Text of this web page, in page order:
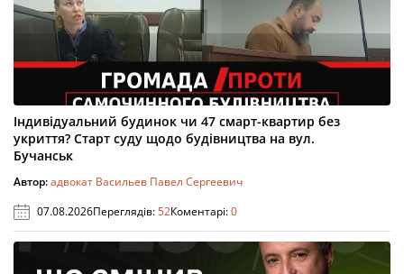
Індивідуальний будинок чи 47 смарт-квартир без
укриття? Старт суду щодо будівництва на вул.
Бучанськ
Автор:адвокат Васильев Павел Сергеевич
07.08.2026Переглядів:52Коментарі:0